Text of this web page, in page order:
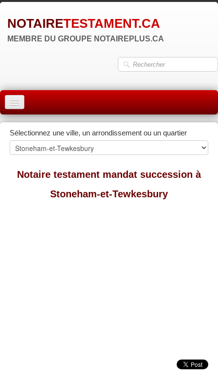
NOTAIRETESTAMENT.CA
MEMBRE DU GROUPE NOTAIREPLUS.CA
ACCUEIL
MONTRÉAL
QUÉBEC
LAVAL
▼
Sélectionnez une ville, un arrondissement ou un quartier
Notaire testament mandat succession à
Stoneham-et-Tewkesbury